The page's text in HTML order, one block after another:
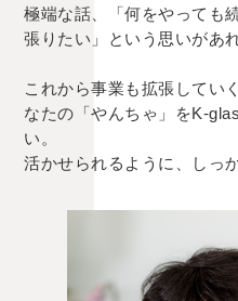
極端な話、「何をやっても
張りたい」という思いがあ
これから事業も拡張してい
なたの「やんちゃ」をK-
い。
活かせられるように、しっ